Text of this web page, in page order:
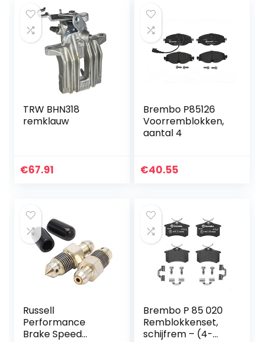
TRW BHN318
remklauw
€67.91
Brembo P85126
Voorremblokken,
aantal 4
€40.55
Russell
Performance
Brake Speed
Brembo P 85 020
Remblokkenset,
schijfrem – (4-